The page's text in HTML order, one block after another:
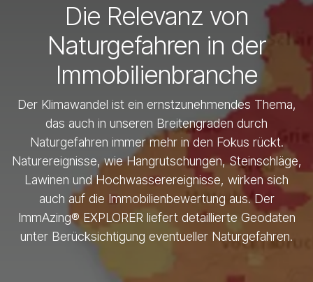
Die Relevanz von
Naturgefahren in der
Immobilienbranche
Der Klimawandel ist ein ernstzunehmendes Thema,
das auch in unseren Breitengraden durch
Naturgefahren immer mehr in den Fokus rückt.
Naturereignisse, wie Hangrutschungen, Steinschläge,
Lawinen und Hochwasserereignisse, wirken sich
auch auf die Immobilienbewertung aus. Der
ImmAzing® EXPLORER liefert detaillierte Geodaten
unter Berücksichtigung eventueller Naturgefahren.